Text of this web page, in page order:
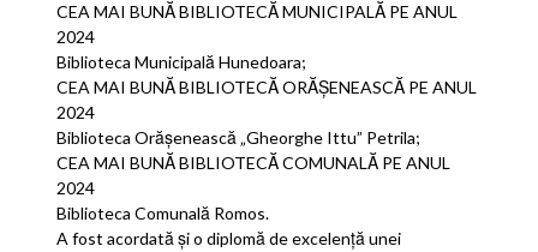
CEA MAI BUNĂ BIBLIOTECĂ MUNICIPALĂ PE ANUL
2024
Biblioteca Municipală Hunedoara;
CEA MAI BUNĂ BIBLIOTECĂ ORĂȘENEASCĂ PE ANUL
2024
Biblioteca Orășenească „Gheorghe Ittu” Petrila;
CEA MAI BUNĂ BIBLIOTECĂ COMUNALĂ PE ANUL
2024
Biblioteca Comunală Romos.
A fost acordată și o diplomă de excelență unei